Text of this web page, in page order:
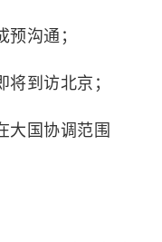
沟通；
到访北京；
大国协调范围